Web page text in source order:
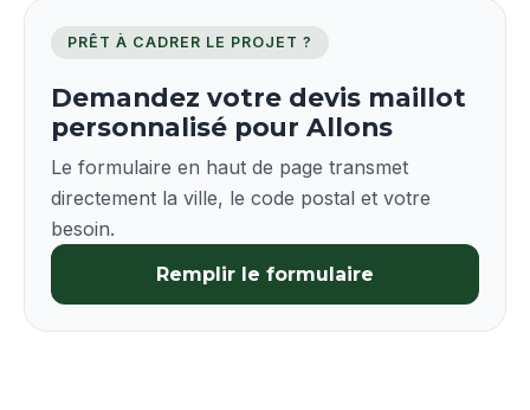
PRÊT À CADRER LE PROJET ?
Demandez votre devis maillot
personnalisé pour Allons
Le formulaire en haut de page transmet
directement la ville, le code postal et votre
besoin.
Remplir le formulaire